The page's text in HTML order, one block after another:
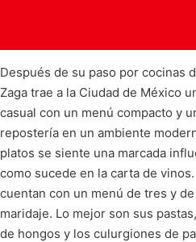
Después de su paso por cocinas
Zaga trae a la Ciudad de México
casual con un menú compacto y
repostería en un ambiente
platos se siente una marcada
como sucede en la carta de
cuentan con un menú de tres y
maridaje. Lo mejor son sus
de hongos y los culurgiones de